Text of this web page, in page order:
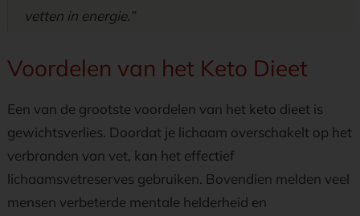
vetten in energie.”
Voordelen van het Keto Dieet
Een van de grootste voordelen van het keto dieet is
gewichtsverlies. Doordat je lichaam overschakelt op het
verbranden van vet, kan het effectief
lichaamsvetreserves gebruiken. Bovendien melden veel
mensen verbeterde mentale helderheid en